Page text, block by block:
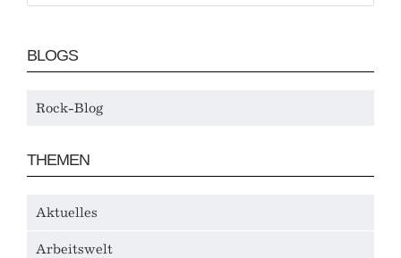
BLOGS
Rock-Blog
THEMEN
Aktuelles
Arbeitswelt